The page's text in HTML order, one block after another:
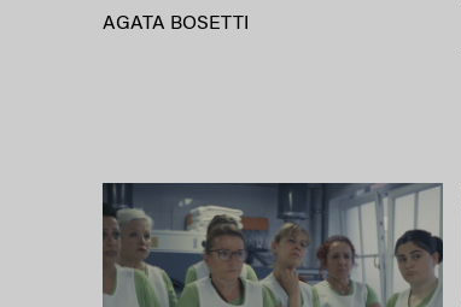
AGATA BOSETTI